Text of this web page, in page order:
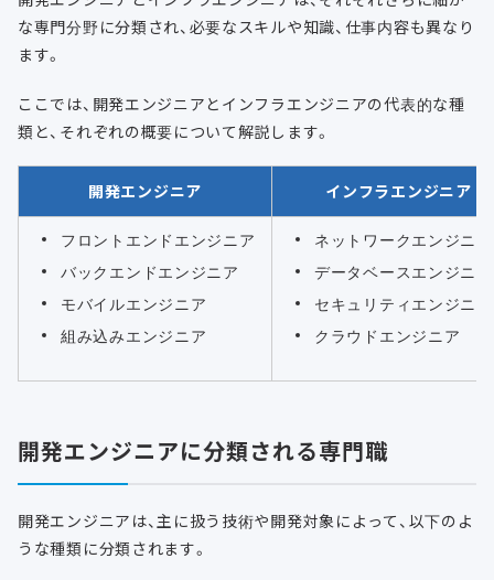
な専門分野に分類され、必要なスキルや知識、仕事内容も異なり
ます。
ここでは、開発エンジニアとインフラエンジニアの代表的な種
類と、それぞれの概要について解説します。
開発エンジニア インフラエンジニア
フロントエンドエンジニア
バックエンドエンジニア
モバイルエンジニア
組み込みエンジニア
ネットワークエンジニア
データベースエンジニア
セキュリティエンジニア
クラウドエンジニア
開発エンジニアに分類される専門職
開発エンジニアは、主に扱う技術や開発対象によって、以下のよ
うな種類に分類されます。